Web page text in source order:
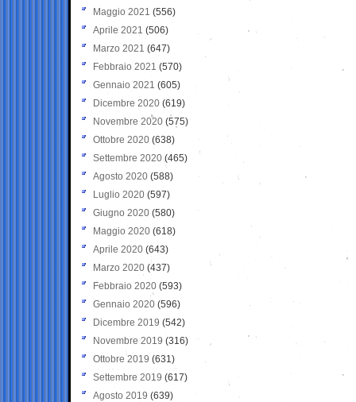
Maggio 2021 (556)
Aprile 2021 (506)
Marzo 2021 (647)
Febbraio 2021 (570)
Gennaio 2021 (605)
Dicembre 2020 (619)
Novembre 2020 (575)
Ottobre 2020 (638)
Settembre 2020(465)
Agosto 2020 (588)
Luglio 2020 (597)
Giugno 2020 (580)
Maggio 2020 (618)
Aprile 2020 (643)
Marzo 2020 (437)
Febbraio 2020 (593)
Gennaio 2020 (596)
Dicembre 2019 (542)
Novembre 2019 (316)
Ottobre 2019 (631)
Settembre 2019 (617)
Agosto 2019 (639)